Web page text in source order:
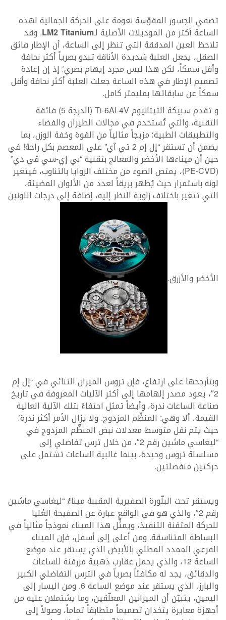
تضفي الجسور المقوّسة نعومة على الحركة الجمالية لهذه
الساعة أكثر من الموديلات الأصلية لـLM2 Titanium. وقد
تلاحظ العين المدققة التي تنظر إلى الساعة، أن الإطار فائق
الصقل، يجعل العلبة شديدة الأناقة تبدو بصرياً أكثر نحافة
وأقل سمكاً، لكن هذا ليس مجرد إيهام بصري؛ إذ إن إعادة
تصميم الإطار في هذه الساعة جعلت العلبة أكثر نحافة وأقل
سمكاً عن سابقاتها بمليمتر كامل.
و تقدم سبيكة التيتانيوم Ti-6AI-4V (الدرجة 5) فائقة
التقنية، والتي تُستخدم في مجالات الطيران والفضاء
والتطبيقات الطبية؛ مزيجاً مثالياً من القوة وخفة الوزن، بما
يضمن أن تستقر “إل إم 2 تي آي” على المعصم بكل راحة! في
حين أن ميناءها الأخضر والمعالج بتقنية “بي إي-سي ڤي دي”
(PE-CVD)، يمتص الضوء من مختلف الزوايا بالتناوب، فيتغير
لونه باستمرار حيث يُظهر بريقاً لعدد من الألوان المضيئة،
التي تتغير باختلاف زاوية النظر إليه، إضافة إلى درجات اللونين
الأخضر والأزرق.
وبتأرجحها على ارتفاع، فإن تروس الميزان الثنائي في “إل إم
2″، يعود مصدر إلهامها إلى أكثر الآليات المعروفة في تاريخ
صناعة الساعات ندرة، وأيضاً تمثل احتفاءً بتلك الآلية العالية
القيمة، ألا وهي: المنظِّم المزدوج. ولا يزال الأمر أكثر ندرة؛
حيث يتم نقل متوسط معدلات نبض المنظِّم المزدوج في
“ليغاسي ماشين رقم 2″، من خلال ترس تفاضلي إلى
مسلسلة تروس وحيدة، بينما غالبية الساعات تشتمل على
حركتين منفصلتين.
ويستقر تحت البلّورة الصفيرية المقببة ميناءُ “ليغاسي ماشين
رقم 2″، والذي هو في الواقع عبارة عن الصفيحة العُليا
للحركة المتقنة التنفيذ، ويمثِّل هذا الميناء نموذجاً مثالياً في
البساطة المتناسقة. ومن أعلى إلى أسفل، فإن الميناء
الفرعي الممدد المطلي بالأبيض الذي يستقر عند موضع
الساعة 12، والذي يحمل عقارب ذهبية مزرقنة للساعات
والدقائق، يجد له مكافئاً بصرياً في الترس التفاضلي الكبير
والبارز، الذي يستقر عند موضع الساعة 6. ومن اليسار إلى
اليمين، يتبيّن أن الميزانين المعلّقين، وما يشتملان عليه من
أجهزة معايرة يتخذان تصميماً متطابقاً تماماً، وصولاً إلى